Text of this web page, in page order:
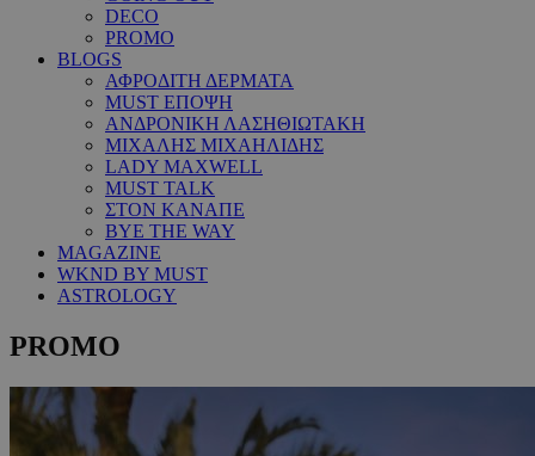
DECO
PROMO
BLOGS
ΑΦΡΟΔΙΤΗ ΔΕΡΜΑΤΑ
MUST ΕΠΟΨΗ
ΑΝΔΡΟΝΙΚΗ ΛΑΣΗΘΙΩΤΑΚΗ
ΜΙΧΑΛΗΣ ΜΙΧΑΗΛΙΔΗΣ
LADY MAXWELL
MUST TALK
ΣΤΟΝ ΚΑΝΑΠΕ
BYE THE WAY
MAGAZINE
WKND BY MUST
ASTROLOGY
PROMO